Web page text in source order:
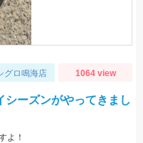
グロ鳴海店 1064 view
ーズンがやってきまし
よ！